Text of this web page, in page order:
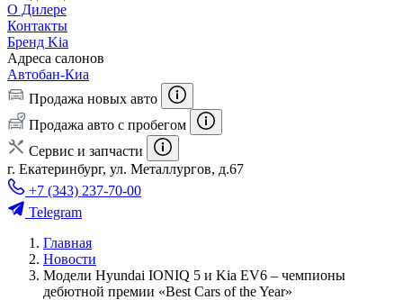
О Дилере
Контакты
Бренд Kia
Адреса салонов
Автобан-Киа
Продажа новых авто
Продажа авто с пробегом
Сервис и запчасти
г. Екатеринбург, ул. Металлургов, д.67
+7 (343) 237-70-00
Telegram
Главная
Новости
Модели Hyundai IONIQ 5 и Kia EV6 – чемпионы
дебютной премии «Best Cars of the Year»